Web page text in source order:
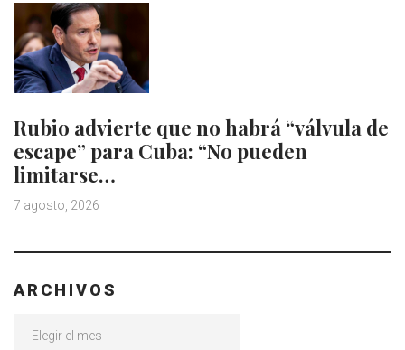
Rubio advierte que no habrá “válvula de
escape” para Cuba: “No pueden
limitarse…
7 agosto, 2026
ARCHIVOS